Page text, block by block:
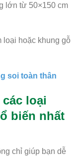
từ 50×150 cm
hoặc khung gỗ
soi toàn thân
loại
biến nhất
chỉ giúp bạn dễ